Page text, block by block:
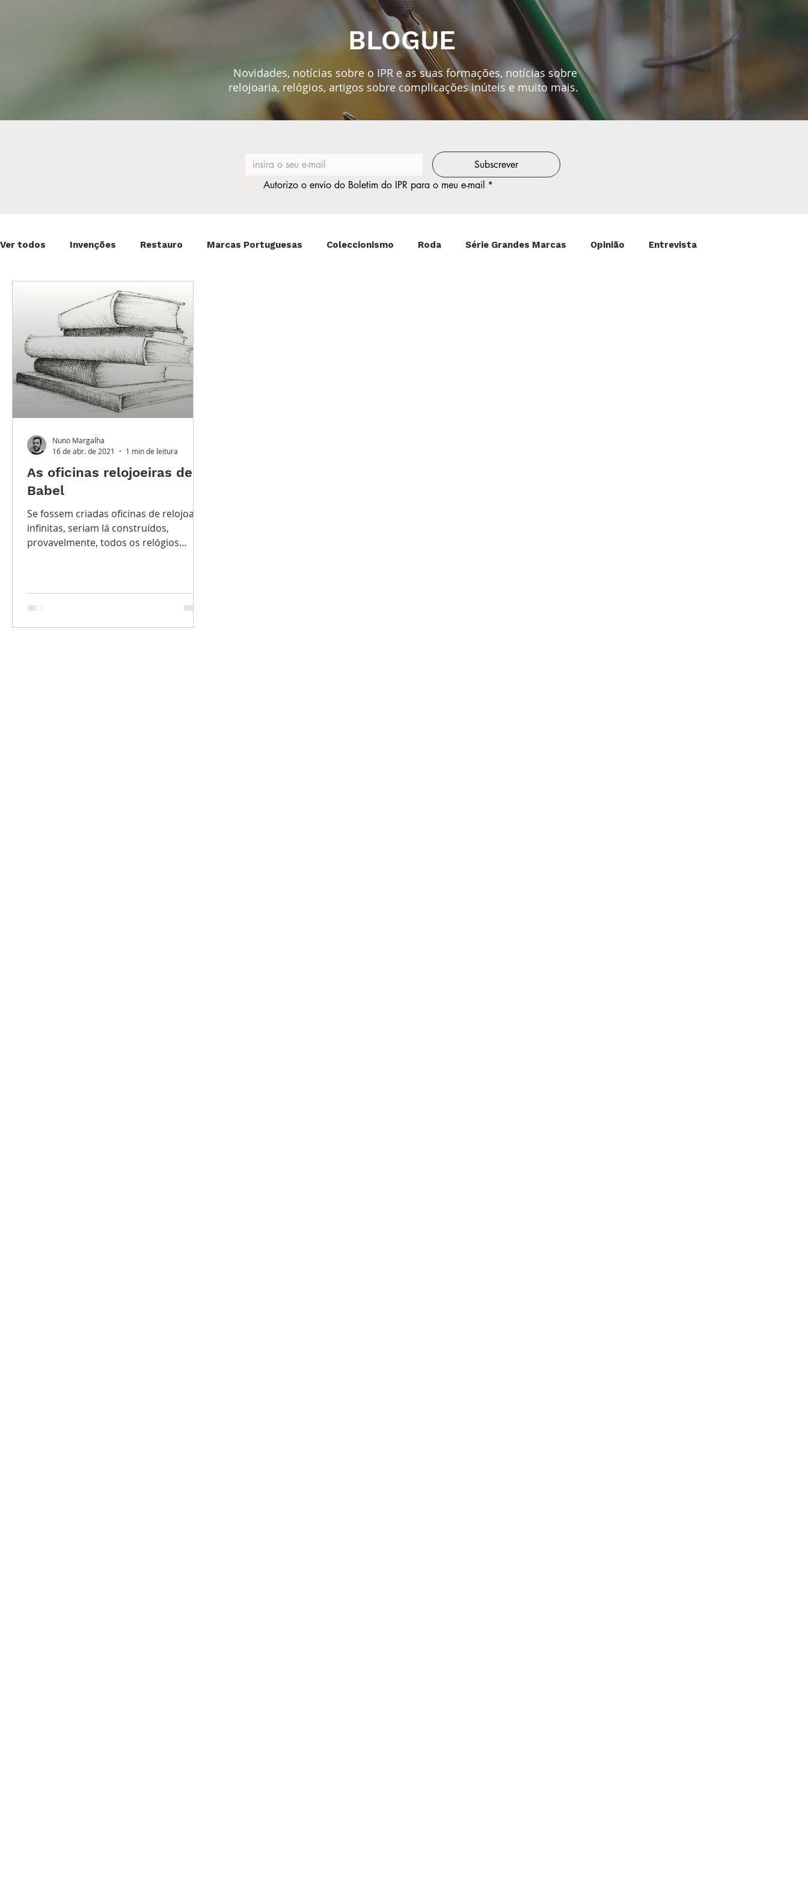
BLOGUE
Novidades, notícias sobre o IPR e as suas formações, notícias sobre
relojoaria, relógios, artigos sobre complicaçõesinúteis e muito mais.
Subscrever
Autorizo o envio do Boletim do IPR para o meu e-mail *
Ver todos Invenções Restauro Marcas Portuguesas Coleccionismo Roda Série Grandes Marcas Opinião Entrevista
Destaque Principal Série Solares
Watches and Wonders 2025 LES TUGAS
As oficinas relojoeiras de
Babel
Se fossem criadas oficinas de relojoaria
infinitas, seriam lá construídos,
provavelmente, todos os relógios
Nuno Margalha
16 de abr. de 2021
1 min de leitura